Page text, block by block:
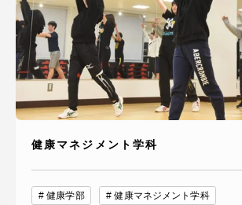
健康マネジメント学科
健康学部 健康マネジメント学科